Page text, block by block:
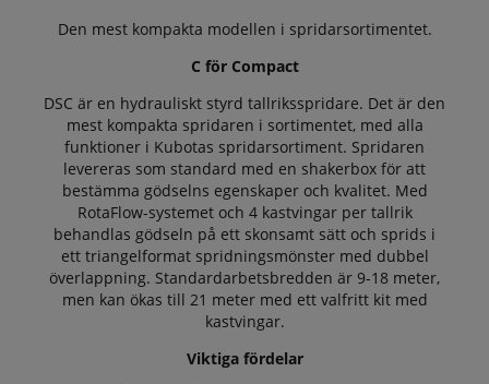
Den mest kompakta modellen i spridarsortimentet.
C för Compact
DSC är en hydrauliskt styrd tallriksspridare. Det är den
mest kompakta spridaren i sortimentet, med alla
funktioner i Kubotas spridarsortiment. Spridaren
levereras som standard med en shakerbox för att
bestämma gödselns egenskaper och kvalitet. Med
RotaFlow-systemet och 4 kastvingar per tallrik
behandlas gödseln på ett skonsamt sätt och sprids i
ett triangelformat spridningsmönster med dubbel
överlappning. Standardarbetsbredden är 9-18 meter,
men kan ökas till 21 meter med ett valfritt kit med
kastvingar.
Viktiga fördelar